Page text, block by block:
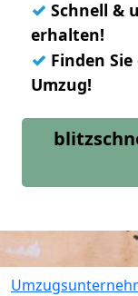
✓ Schnell &
erhalten!
✓ Finden
Umzug!